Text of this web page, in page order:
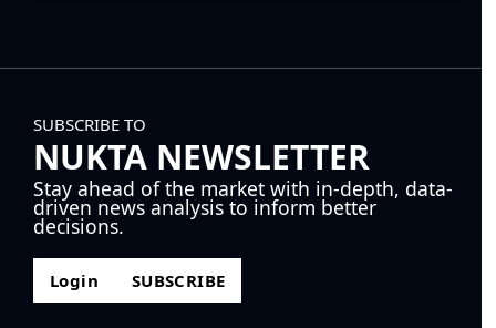
SUBSCRIBE TO
NUKTA NEWSLETTER
Stay ahead of the market with in-depth, data-
driven news analysis to inform better
decisions.
Login SUBSCRIBE